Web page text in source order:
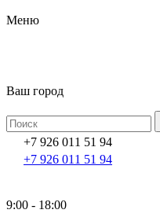
Меню
Ваш город
+7 926 011 51 94
+7 926 011 51 94
9:00 - 18:00